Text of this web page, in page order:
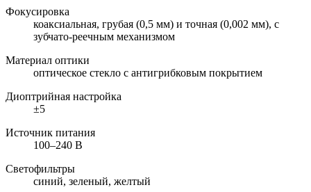
Фокусировка
коаксиальная, грубая (0,5 мм) и точная (0,002 мм), с
зубчато-реечным механизмом
Материал оптики
оптическое стекло с антигрибковым покрытием
Диоптрийная настройка
±5
Источник питания
100–240 В
Светофильтры
синий, зеленый, желтый